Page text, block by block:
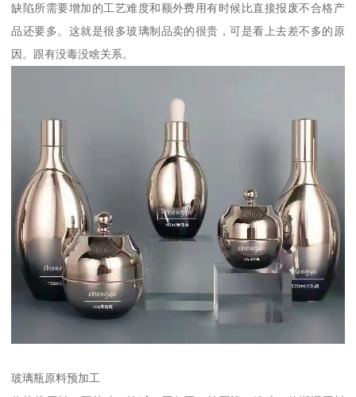
缺陷所需要增加的工艺难度和额外费用有时候比直接报废不合格产
品还要多。这就是很多玻璃制品卖的很贵，可是看上去差不多的原
因。跟有没毒没啥关系。
玻璃瓶原料预加工